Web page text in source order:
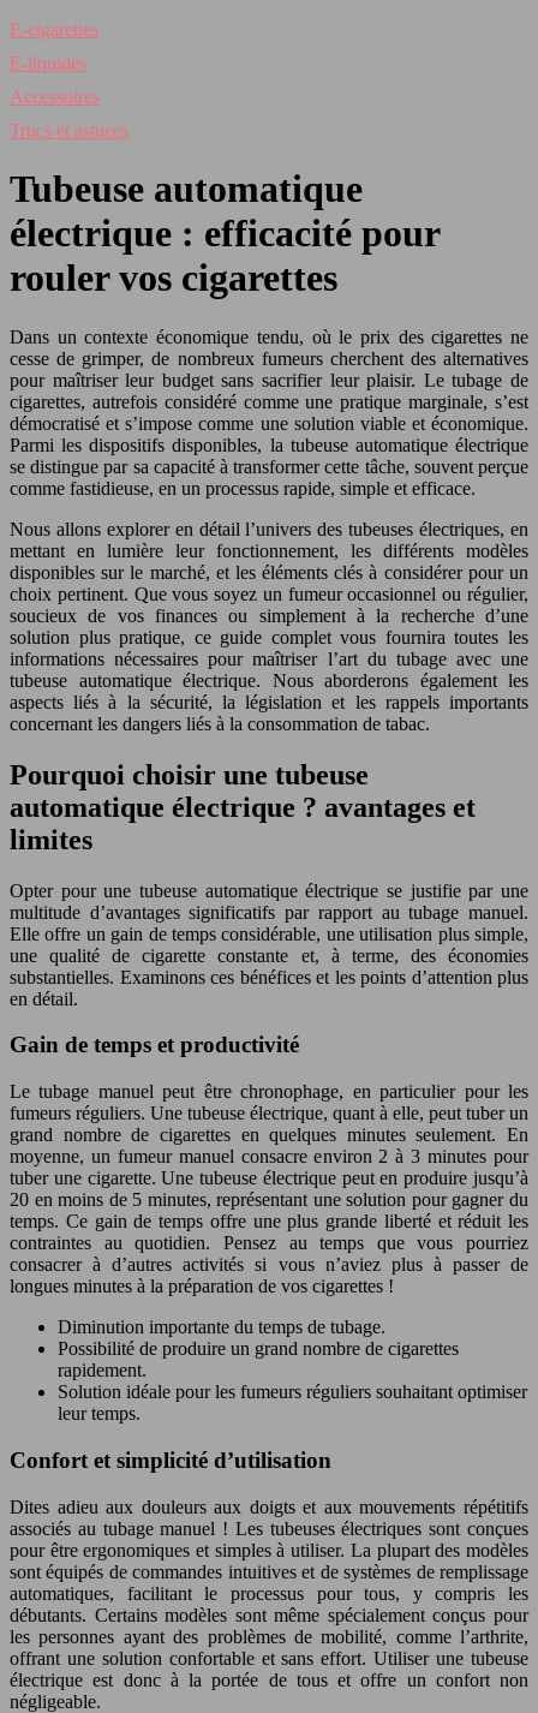
E-cigarettes
E-liquides
Accessoires
Trucs et astuces
Tubeuse automatique
électrique : efficacité pour
rouler vos cigarettes
Dans un contexte économique tendu, où le prix des cigarettes ne
cesse de grimper, de nombreux fumeurs cherchent des alternatives
pour maîtriser leur budget sans sacrifier leur plaisir. Le tubage de
cigarettes, autrefois considéré comme une pratique marginale, s’est
démocratisé et s’impose comme une solution viable et économique.
Parmi les dispositifs disponibles, la tubeuse automatique électrique
se distingue par sa capacité à transformer cette tâche, souvent perçue
comme fastidieuse, en un processus rapide, simple et efficace.
Nous allons explorer en détail l’univers des tubeuses électriques, en
mettant en lumière leur fonctionnement, les différents modèles
disponibles sur le marché, et les éléments clés à considérer pour un
choix pertinent. Que vous soyez un fumeur occasionnel ou régulier,
soucieux de vos finances ou simplement à la recherche d’une
solution plus pratique, ce guide complet vous fournira toutes les
informations nécessaires pour maîtriser l’art du tubage avec une
tubeuse automatique électrique. Nous aborderons également les
aspects liés à la sécurité, la législation et les rappels importants
concernant les dangers liés à la consommation de tabac.
Pourquoi choisir une tubeuse
automatique électrique ? avantages et
limites
Opter pour une tubeuse automatique électrique se justifie par une
multitude d’avantages significatifs par rapport au tubage manuel.
Elle offre un gain de temps considérable, une utilisation plus simple,
une qualité de cigarette constante et, à terme, des économies
substantielles. Examinons ces bénéfices et les points d’attention plus
en détail.
Gain de temps et productivité
Le tubage manuel peut être chronophage, en particulier pour les
fumeurs réguliers. Une tubeuse électrique, quant à elle, peut tuber un
grand nombre de cigarettes en quelques minutes seulement. En
moyenne, un fumeur manuel consacre environ 2 à 3 minutes pour
tuber une cigarette. Une tubeuse électrique peut en produire jusqu’à
20 en moins de 5 minutes, représentant une solution pour gagner du
temps. Ce gain de temps offre une plus grande liberté et réduit les
contraintes au quotidien. Pensez au temps que vous pourriez
consacrer à d’autres activités si vous n’aviez plus à passer de
longues minutes à la préparation de vos cigarettes !
Diminution importante du temps de tubage.
Possibilité de produire un grand nombre de cigarettes
rapidement.
Solution idéale pour les fumeurs réguliers souhaitant optimiser
leur temps.
Confort et simplicité d’utilisation
Dites adieu aux douleurs aux doigts et aux mouvements répétitifs
associés au tubage manuel ! Les tubeuses électriques sont conçues
pour être ergonomiques et simples à utiliser. La plupart des modèles
sont équipés de commandes intuitives et de systèmes de remplissage
automatiques, facilitant le processus pour tous, y compris les
débutants. Certains modèles sont même spécialement conçus pour
les personnes ayant des problèmes de mobilité, comme l’arthrite,
offrant une solution confortable et sans effort. Utiliser une tubeuse
électrique est donc à la portée de tous et offre un confort non
négligeable.